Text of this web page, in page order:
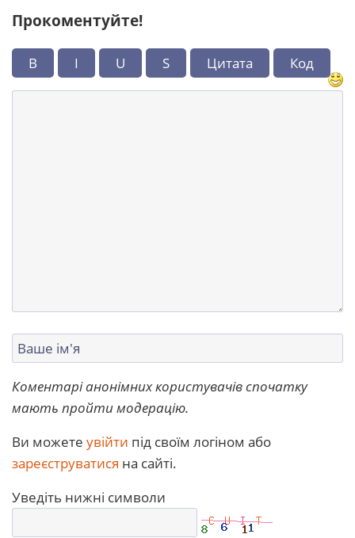
Прокоментуйте!
B I U S Цитата Код
Коментарі анонімних користувачів спочатку
мають пройти модерацію.
Ви можете увійти під своїм логіном або
зареєструватися на сайті.
Уведіть нижні символи